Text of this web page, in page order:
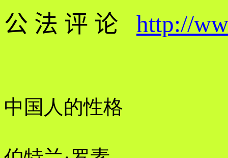
公 法 评 论 http://
中国人的性格